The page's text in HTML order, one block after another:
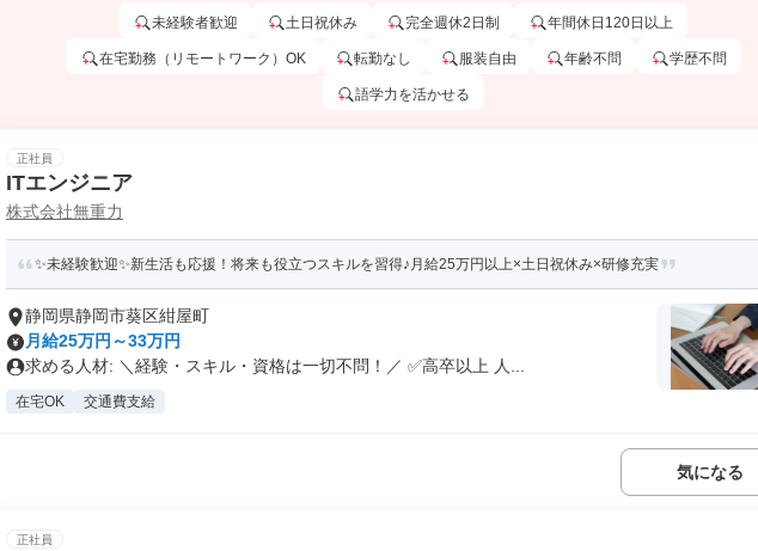
未経験者歓迎 土日祝休み 完全週休2日制 年間休日120日以上
在宅勤務（リモートワーク）OK 転勤なし 服装自由 年齢不問 学歴不問
語学力を活かせる
正社員
ITエンジニア
株式会社無重力
✨未経験歓迎✨新生活も応援！将来も役立つスキルを習得♪月給25万円以上×土日祝休み×研修充実
静岡県静岡市葵区紺屋町
月給25万円～33万円
求める人材: ＼経験・スキル・資格は一切不問！／ ✅高卒以上 人...
在宅OK 交通費支給
気になる
正社員